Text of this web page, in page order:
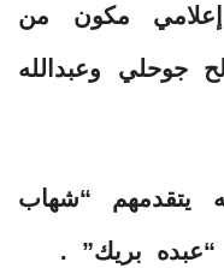
مكون من
جوحلي وعبدالله
يتقدمهم “شهاب
“عبده بريك” .